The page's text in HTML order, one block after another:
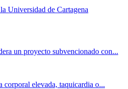
Universidad de Cartagena
un proyecto subvencionado con...
corporal elevada, taquicardia o...